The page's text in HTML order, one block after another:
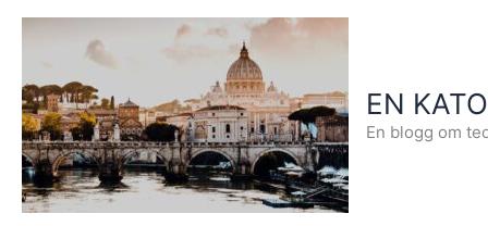
Hopp
innholdet
EN
En blogg om